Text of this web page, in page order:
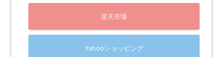
はデバイスに応じた変換アダプターのみ
フォンの場合、機種によってはType-CやLightninguか
らHDMIへの変換アダプターが必要です。